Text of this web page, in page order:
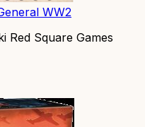
WW2
Red Square Games